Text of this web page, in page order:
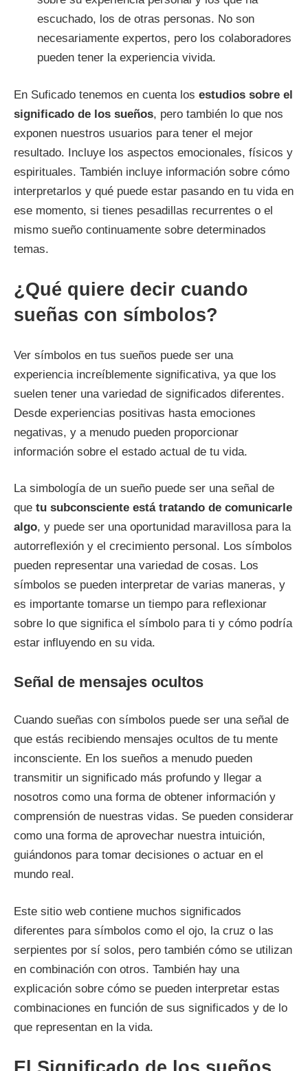
escuchado, los de otras personas. No son
necesariamente expertos, pero los colaboradores
pueden tener la experiencia vivida.
En Suficado tenemos en cuenta los estudios sobre el
significado de los sueños, pero también lo que nos
exponen nuestros usuarios para tener el mejor
resultado. Incluye los aspectos emocionales, físicos y
espirituales. También incluye información sobre cómo
interpretarlos y qué puede estar pasando en tu vida en
ese momento, si tienes pesadillas recurrentes o el
mismo sueño continuamente sobre determinados
temas.
¿Qué quiere decir cuando
sueñas con símbolos?
Ver símbolos en tus sueños puede ser una
experiencia increíblemente significativa, ya que los
suelen tener una variedad de significados diferentes.
Desde experiencias positivas hasta emociones
negativas, y a menudo pueden proporcionar
información sobre el estado actual de tu vida.
La simbología de un sueño puede ser una señal de
que tu subconsciente está tratando de comunicarle
algo, y puede ser una oportunidad maravillosa para la
autorreflexión y el crecimiento personal. Los símbolos
pueden representar una variedad de cosas. Los
símbolos se pueden interpretar de varias maneras, y
es importante tomarse un tiempo para reflexionar
sobre lo que significa el símbolo para ti y cómo podría
estar influyendo en su vida.
Señal de mensajes ocultos
Cuando sueñas con símbolos puede ser una señal de
que estás recibiendo mensajes ocultos de tu mente
inconsciente. En los sueños a menudo pueden
transmitir un significado más profundo y llegar a
nosotros como una forma de obtener información y
comprensión de nuestras vidas. Se pueden considerar
como una forma de aprovechar nuestra intuición,
guiándonos para tomar decisiones o actuar en el
mundo real.
Este sitio web contiene muchos significados
diferentes para símbolos como el ojo, la cruz o las
serpientes por sí solos, pero también cómo se utilizan
en combinación con otros. También hay una
explicación sobre cómo se pueden interpretar estas
combinaciones en función de sus significados y de lo
que representan en la vida.